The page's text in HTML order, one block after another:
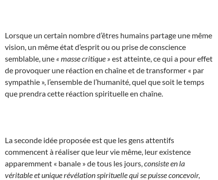
Lorsque un certain nombre d’êtres humains partage une même
vision, un même état d’esprit ou ou prise de conscience
semblable, une « masse critique » est atteinte, ce qui a pour effet
de provoquer une réaction en chaîne et de transformer « par
sympathie », l’ensemble de l’humanité, quel que soit le temps
que prendra cette réaction spirituelle en chaîne.
La seconde idée proposée est que les gens attentifs
commencent à réaliser que leur vie même, leur existence
apparemment « banale » de tous les jours, consiste en la
véritable et unique révélation spirituelle qui se puisse concevoir,